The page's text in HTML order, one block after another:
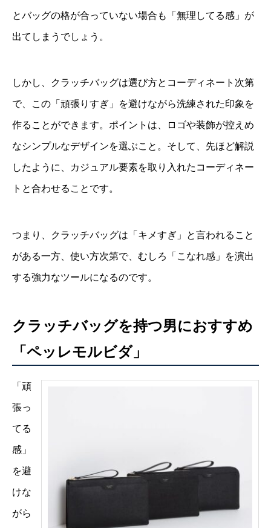
とバッグの格が合っていない場合も「無理してる感」が
出てしまうでしょう。
しかし、クラッチバッグは選び方とコーディネート次第
で、この「頑張りすぎ」を避けながら洗練された印象を
作ることができます。ポイントは、ロゴや装飾が控えめ
なシンプルなデザインを選ぶこと。そして、先ほど解説
したように、カジュアル要素を取り入れたコーディネー
トと合わせることです。
つまり、クラッチバッグは「キメすぎ」と言われること
がある一方、使い方次第で、むしろ「こなれ感」を演出
する強力なツールになるのです。
クラッチバッグを持つ男におすすめ
「ペッレモルビダ」
「頑
張っ
てる
感」
を避
けな
がら